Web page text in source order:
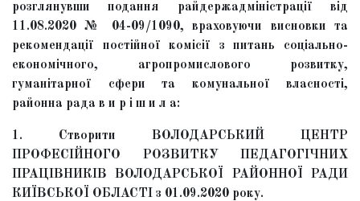
розглянувши подання райдержадміністрації від
11.08.2020 № 04-09/1090, враховуючи висновки та
рекомендації постійної комісії з питань соціально-
економічного, агропромислового розвитку,
гуманітарної сфери та комунальної власності,
районна рада в и р і ш и л а:
1. Створити ВОЛОДАРСЬКИЙ ЦЕНТР
ПРОФЕСІЙНОГО РОЗВИТКУ ПЕДАГОГІЧНИХ
ПРАЦІВНИКІВ ВОЛОДАРСЬКОЇ РАЙОННОЇ РАДИ
КИЇВСЬКОЇ ОБЛАСТІ з 01.09.2020 року.